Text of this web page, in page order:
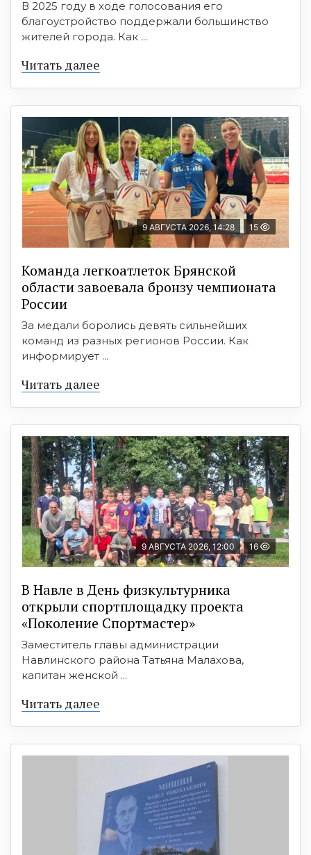
В 2025 году в ходе голосования его
благоустройство поддержали большинство
жителей города. Как ...
Читать далее
9 АВГУСТА 2026, 14:28 15
Команда легкоатлеток Брянской
области завоевала бронзу чемпионата
России
За медали боролись девять сильнейших
команд из разных регионов России. Как
информирует ...
Читать далее
9 АВГУСТА 2026, 12:00 16
В Навле в День физкультурника
открыли спортплощадку проекта
«Поколение Спортмастер»
Заместитель главы администрации
Навлинского района Татьяна Малахова,
капитан женской ...
Читать далее